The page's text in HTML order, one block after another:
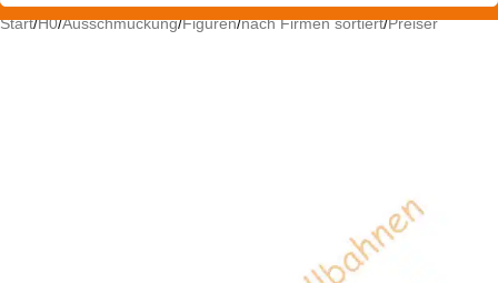
Start/H0/Ausschmückung/Figuren/nach Firmen sortiert/Preiser